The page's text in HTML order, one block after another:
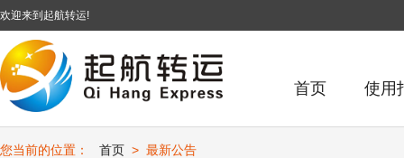
欢迎来到起航转运!
首页 使用
您当前的位置： 首页 > 最新公告